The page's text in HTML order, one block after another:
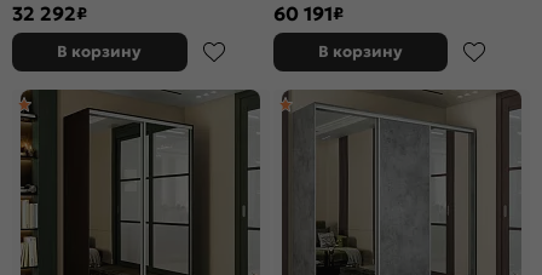
32 292₽
В корзину
60 191₽
В корзину